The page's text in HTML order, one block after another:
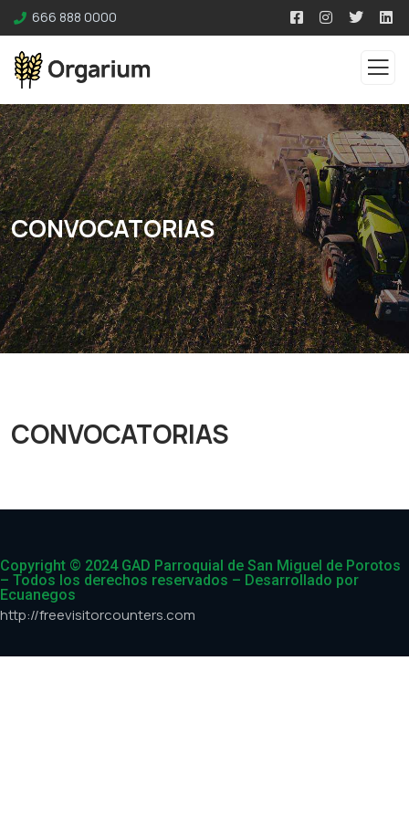
666 888 0000
CONVOCATORIAS
CONVOCATORIAS
Copyright © 2024 GAD Parroquial de San Miguel de Porotos
– Todos los derechos reservados – Desarrollado por
Ecuanegos
http://freevisitorcounters.com